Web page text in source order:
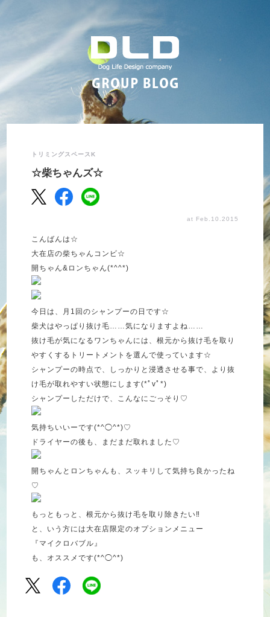
トリミングスペースK
☆柴ちゃんズ☆
at Feb.10.2015
こんばんは☆
大在店の柴ちゃんコンビ☆
開ちゃん&ロンちゃん(*^^*)
今日は、月1回のシャンプーの日です☆
柴犬はやっぱり抜け毛……気になりますよね……
抜け毛が気になるワンちゃんには、根元から抜け毛を取り
やすくするトリートメントを選んで使っています☆
シャンプーの時点で、しっかりと浸透させる事で、より抜
け毛が取れやすい状態にします(*ﾟvﾟ*)
シャンプーしただけで、こんなにごっそり♡
気持ちいいーです(*^◯^*)♡
ドライヤーの後も、まだまだ取れました♡
開ちゃんとロンちゃんも、スッキリして気持ち良かったね
♡
もっともっと、根元から抜け毛を取り除きたい‼︎
と、いう方には大在店限定のオプションメニュー
『マイクロバブル』
も、オススメです(*^◯^*)